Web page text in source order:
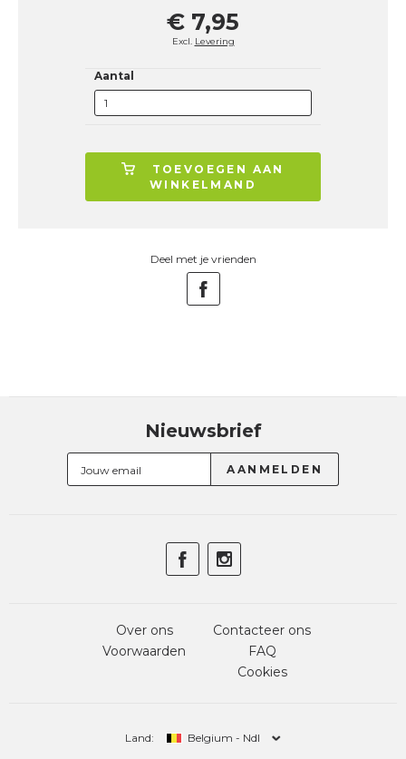
€ 7,95
Excl. Levering
Aantal
TOEVOEGEN AAN
WINKELMAND
Deel met je vrienden
Nieuwsbrief
Over ons
Voorwaarden
Contacteer ons
FAQ
Cookies
Land: Belgium - Ndl